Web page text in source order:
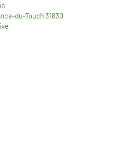
du-Touch 31830